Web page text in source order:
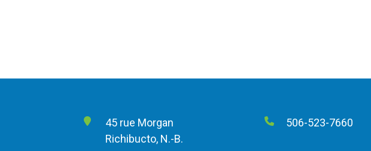
45 rue Morgan
Richibucto, N.-B.
506-523-7660